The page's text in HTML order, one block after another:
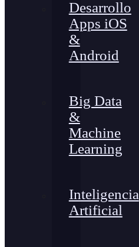
Desarrollo
Apps iOS
&
Android
Big Data
&
Machine
Learning
Inteligencia
Artificial